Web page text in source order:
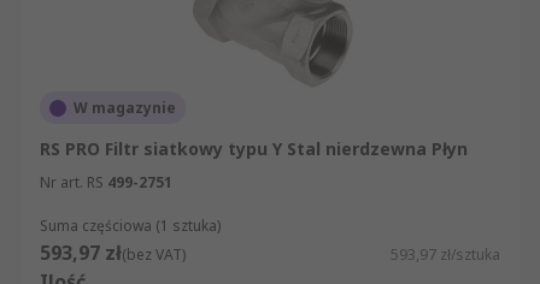
W magazynie
RS PRO Filtr siatkowy typu Y Stal nierdzewna Płyn
Nr art. RS 499-2751
Suma częściowa (1 sztuka)
593,97 zł(bez VAT) 593,97 zł/sztuka